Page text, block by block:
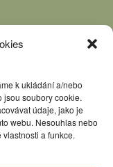
k ukládání a/nebo
jsou soubory cookie.
údaje, jako je
webu. Nesouhlas nebo
a funkce.